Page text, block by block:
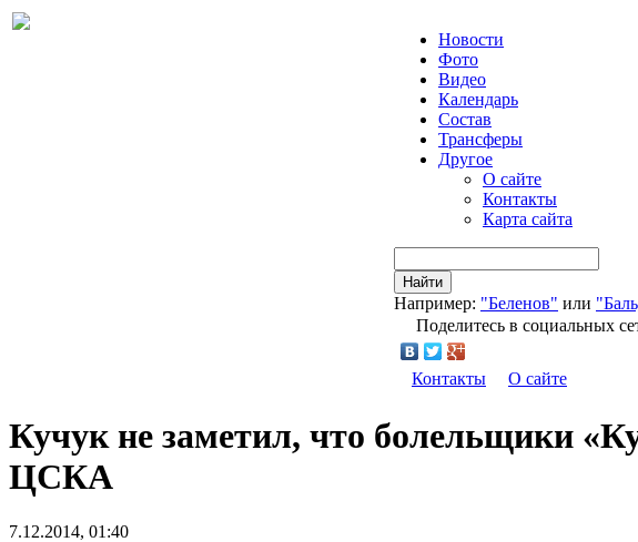
Новости
Фото
Видео
Календарь
Состав
Трансферы
Другое
О сайте
Контакты
Карта сайта
Найти
Например: "Беленов" или
Поделитесь в социальных
Контакты О сайте
Кучук не заметил, что болельщики
ЦСКА
7.12.2014, 01:40